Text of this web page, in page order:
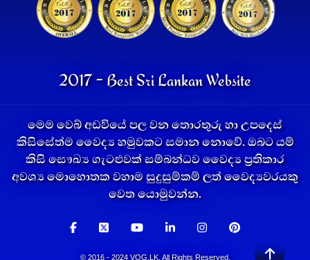
2017 - Best Sri Lankan Website
මෙම වෙබ් අඩවියේ පල වන තොරතුරු හා උපදෙස්
කිසිසේත්ම වෛද්‍ය හමුවකට සමාන නොවේ. ඔබට යම්
කිසි සෞඛ්‍ය ගැටළුවක් සම්බන්ධව වෛද්‍ය ප්‍රතිකාර
අවශ්‍ය මොහොතක වහාම සුදුසුම්කම් ලත් වෛද්‍යවරයකු
වෙත යොමුවන්න.
© 2016 - 2024 VOG.LK. All Rights Reserved.